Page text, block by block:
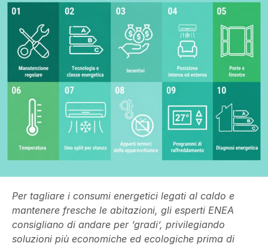
Per tagliare i consumi energetici legati al caldo e
mantenere fresche le abitazioni, gli esperti ENEA
consigliano di andare per ‘gradi’, privilegiando
soluzioni più economiche ed ecologiche prima di